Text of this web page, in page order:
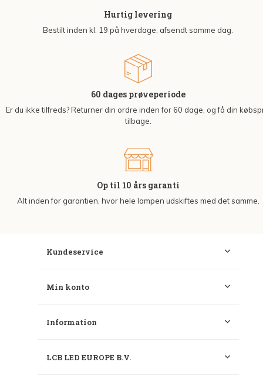
Hurtig levering
Bestilt inden kl. 19 på hverdage, afsendt samme dag.
60 dages prøveperiode
Er du ikke tilfreds? Returner din ordre inden for 60 dage, og få din
tilbage.
Op til 10 års garanti
Alt inden for garantien, hvor hele lampen udskiftes med det samme.
Kundeservice
Min konto
Information
LCB LED EUROPE B.V.